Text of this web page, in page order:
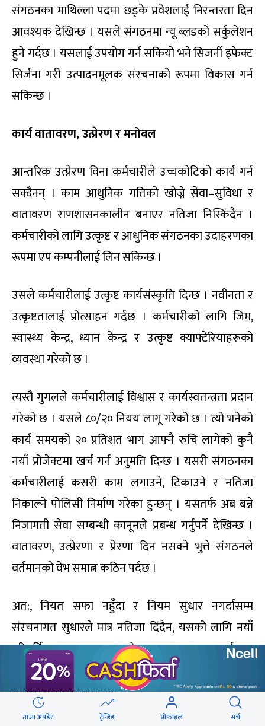
संगठनका माथिल्ला पदमा छड्के प्रवेशलाई निरन्तरता दिन
आवश्यक देखिन्छ । यसले संगठनमा न्यू ब्लडको सर्कुलेशन
हुने गर्दछ । यसलाई उपयोग गर्न सकियो भने सिजर्नी इफेक्ट
सिर्जना गरी उत्पादनमूलक संरचनाको रूपमा विकास गर्न
सकिन्छ ।
कार्य वातावरण, उत्प्रेरण र मनोबल
आन्तरिक उत्प्रेरण विना कर्मचारीले उच्चकोटिको कार्य गर्न
सक्दैनन् । काम आधुनिक गतिको खोज्ने सेवा–सुविधा र
वातावरण राणशासनकालीन बनाएर नतिजा निस्किंदैन ।
कर्मचारीको लागि उत्कृष्ट र आधुनिक संगठनका उदाहरणका
रूपमा एप कम्पनीलाई लिन सकिन्छ ।
उसले कर्मचारीलाई उत्कृष्ट कार्यसंस्कृति दिन्छ । नवीनता र
उत्कृष्टतालाई प्रोत्साहन गर्दछ । कर्मचारीको लागि जिम,
स्वास्थ्य केन्द्र, ध्यान केन्द्र र उत्कृष्ट क्याफ्टेरियाहरूको
व्यवस्था गरेको छ ।
त्यस्तै गुगलले कर्मचारीलाई विश्वास र कार्यस्वतन्त्रता प्रदान
गरेको छ । यसले ८०/२० नियय लागू गरेको छ । त्यो भनेको
कार्य समयको २० प्रतिशत भाग आफ्नै रुचि लागेको कुनै
नयाँ प्रोजेक्टमा खर्च गर्न अनुमति दिन्छ । यसरी संगठनका
कर्मचारीलाई कसरी काम लगाउने, टिकाउने र नतिजा
निकाल्ने पोलिसी निर्माण गरेका हुन्छन् । यसतर्फ अब बन्ने
निजामती सेवा सम्बन्धी कानूनले प्रबन्ध गर्नुपर्ने देखिन्छ ।
वातावरण, उत्प्रेरणा र प्रेरणा दिन नसक्ने भुत्ते संगठनले
वर्तमानको वेभ समात्न कठिन पर्दछ ।
अत:, नियत सफा नहुँदा र नियम सुधार नगर्दासम्म
संरचनागत सुधारले मात्र नतिजा दिंदैन, यसको लागि नयाँ
परिवर्तित व्यवस्था अनुरुपको व्यवहार आवश्यक पर्दछ ।
हाम्रोमा सुधारको बोध नभएको पनि होइन । र सुधारका
सुझावको अभाव पनि होइन ।
ताजा अपडेट ट्रेन्डिङ प्रोफाइल सर्च